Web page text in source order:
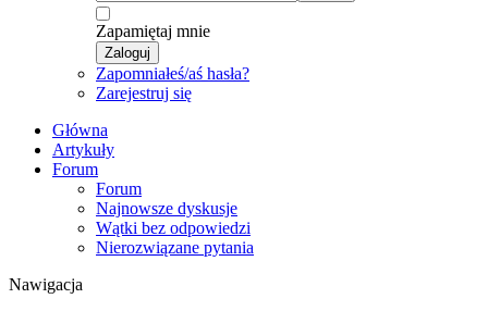
Zapamiętaj mnie
Zaloguj
Zapomniałeś/aś hasła?
Zarejestruj się
Główna
Artykuły
Forum
Forum
Najnowsze dyskusje
Wątki bez odpowiedzi
Nierozwiązane pytania
Nawigacja